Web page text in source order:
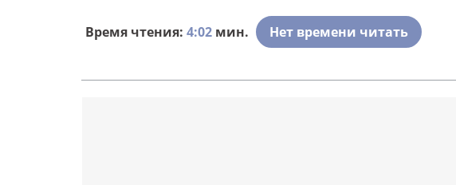
Время чтения: 4:02 мин. Нет времени читать